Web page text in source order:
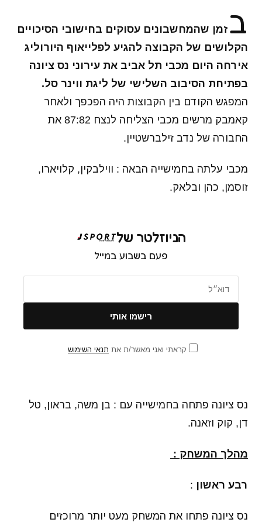
ב זמן שהמחשבונים עסוקים בחישובי הסיכויים
הקלושים של הקבוצה להגיע לפלייאוף היורוליג
אירחה היום מכבי תל אביב את עירוני נס ציונה
בפתיחת הסיבוב השלישי של ליגת ווינר סל.
המפגש הקודם בין הקבוצות היה הפכפך ולאחר
קאמבק מרשים מכבי הצליחה לנצח 87:82 את
החבורה של נדב זילברשטיין.
מכבי עלתה בחמישייה הבאה : ווילבקין, קלויארו,
זוסמן, כהן ובלאק.
הניוזלטר של
פעם בשבוע במייל
קראתי ואני מאשר/ת את תנאי השימוש
נס ציונה פתחה בחמישייה עם : בן משה, בראון, טל
דן, קוק וזאנה.
מהלך המשחק :
רבע ראשון :
נס ציונה פתחו את המשחק מעט יותר מרוכזים